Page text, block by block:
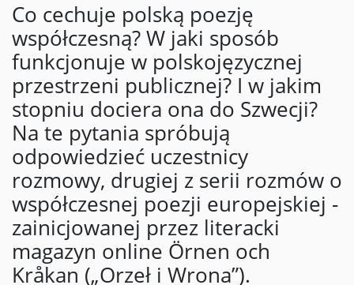
Co cechuje polską poezję
współczesną? W jaki sposób
funkcjonuje w polskojęzycznej
przestrzeni publicznej? I w jakim
stopniu dociera ona do Szwecji?
Na te pytania spróbują
odpowiedzieć uczestnicy
rozmowy, drugiej z serii rozmów o
współczesnej poezji europejskiej -
zainicjowanej przez literacki
magazyn online Örnen och
Kråkan („Orzeł i Wrona”).